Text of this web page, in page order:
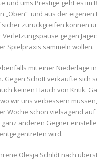
und ums Prestige geht es
„Oben“ und aus der
zurückgreifen können
gegen
Spielpraxis sammeln wollen.
mit einer Niederlage
Gegen Schott verkaufte sich
keinen Hauch von Kritik.
wir uns verbessern
Woche schon vielsagend
anderen Gegner
wird.
Olesja Schildt nach